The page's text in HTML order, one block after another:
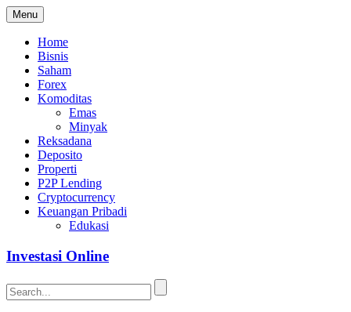
Menu
Home
Bisnis
Saham
Forex
Komoditas
Emas
Minyak
Reksadana
Deposito
Properti
P2P Lending
Cryptocurrency
Keuangan Pribadi
Edukasi
Investasi Online